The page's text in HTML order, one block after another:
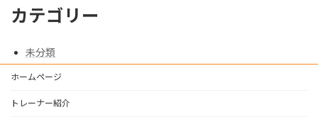
カテゴリー
未分類
ホームページ
トレーナー紹介